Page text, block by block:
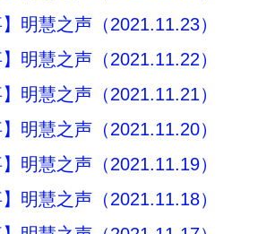
明慧之声（2021.11.23）
明慧之声（2021.11.22）
明慧之声（2021.11.21）
明慧之声（2021.11.20）
明慧之声（2021.11.19）
明慧之声（2021.11.18）